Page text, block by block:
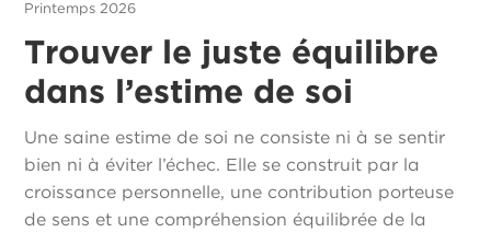
Printemps 2026
Trouver le juste équilibre
dans l’estime de soi
Une saine estime de soi ne consiste ni à se sentir
bien ni à éviter l’échec. Elle se construit par la
croissance personnelle, une contribution porteuse
de sens et une compréhension équilibrée de la